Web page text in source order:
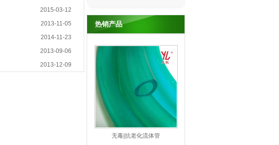
2015-03-12
2013-11-05
2014-11-23
2013-09-06
2013-12-09
热销产品
无毒|抗老化流体管